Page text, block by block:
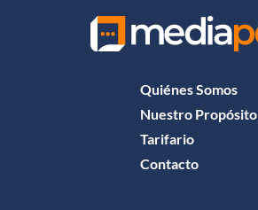
Quiénes Somos
Nuestro Propósito
Tarifario
Contacto